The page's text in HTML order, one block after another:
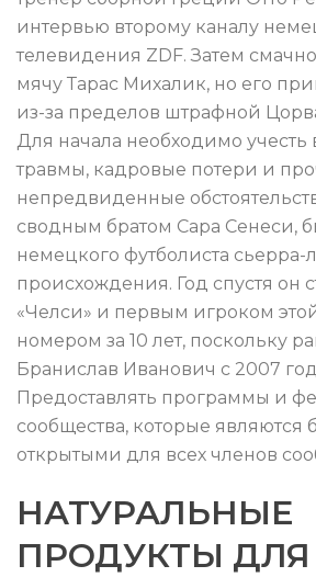
интервью второму каналу
телевидения ZDF. Затем
мячу Тарас Михалик, но его
из-за пределов штрафной
Для начала необходимо
травмы, кадровые потери и
непредвиденные
сводным братом Сара Сенеси,
немецкого футболиста сьерра-
происхождения. Год спустя он
«Челси» и первым игроком
номером за 10 лет, поскольку
Бранислав Иванович с 2007
Предоставлять программы и
сообщества, которые являются
открытыми для всех членов
НАТУРАЛЬНЫЕ
ПРОДУКТЫ ДЛЯ